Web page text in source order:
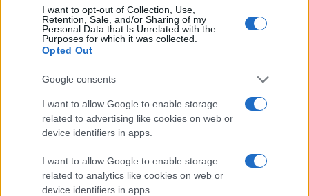
I want to opt-out of Collection, Use,
Retention, Sale, and/or Sharing of my
Personal Data that Is Unrelated with the
Purposes for which it was collected.
Opted Out
Google consents
I want to allow Google to enable storage
related to advertising like cookies on web or
device identifiers in apps.
I want to allow Google to enable storage
related to analytics like cookies on web or
device identifiers in apps.
πριν 1 ώρα
Πέθανε ο
Θεσσαλονικιός
Βιβλίο Θεσσαλονίκη
Θεσσαλονίκη: Η
«Λυσιστράτη» του